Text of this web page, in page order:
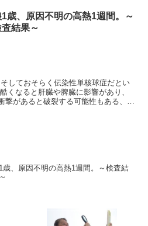
1歳、原因不明の高熱1週間。～
結果～
しておそらく伝染性単核球症だとい
くなると肝臓や脾臓に影響があり、
があると破裂する可能性もある、
歳、原因不明の高熱1週間。～検査結